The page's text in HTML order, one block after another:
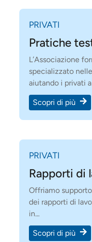
PRIVATI
Pratiche
L’Associazione
specializzato
aiutando i privati
Scopri di più
PRIVATI
Rapporti di
Offriamo
dei rapporti di
in...
Scopri di più